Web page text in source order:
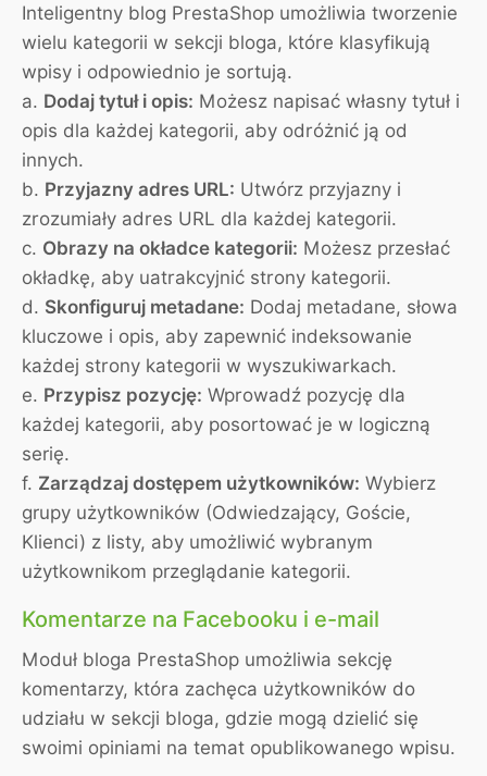
Inteligentny blog PrestaShop umożliwia tworzenie
wielu kategorii w sekcji bloga, które klasyfikują
wpisy i odpowiednio je sortują.
a. Dodaj tytuł i opis: Możesz napisać własny tytuł i
opis dla każdej kategorii, aby odróżnić ją od
innych.
b. Przyjazny adres URL: Utwórz przyjazny i
zrozumiały adres URL dla każdej kategorii.
c. Obrazy na okładce kategorii: Możesz przesłać
okładkę, aby uatrakcyjnić strony kategorii.
d. Skonfiguruj metadane: Dodaj metadane, słowa
kluczowe i opis, aby zapewnić indeksowanie
każdej strony kategorii w wyszukiwarkach.
e. Przypisz pozycję: Wprowadź pozycję dla
każdej kategorii, aby posortować je w logiczną
serię.
f. Zarządzaj dostępem użytkowników: Wybierz
grupy użytkowników (Odwiedzający, Goście,
Klienci) z listy, aby umożliwić wybranym
użytkownikom przeglądanie kategorii.
Komentarze na Facebooku i e-mail
Moduł bloga PrestaShop umożliwia sekcję
komentarzy, która zachęca użytkowników do
udziału w sekcji bloga, gdzie mogą dzielić się
swoimi opiniami na temat opublikowanego wpisu.